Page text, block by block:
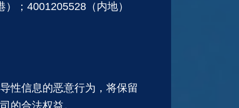
；4001205528（内地）
性信息的恶意行为，将保留